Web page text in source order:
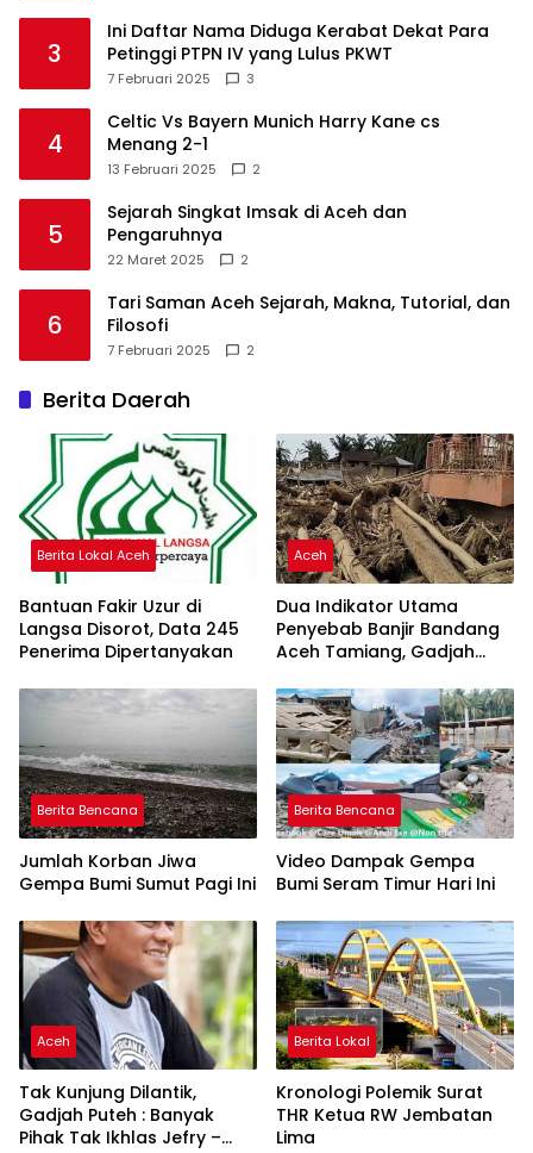
3
Ini Daftar Nama Diduga Kerabat Dekat Para
Petinggi PTPN IV yang Lulus PKWT
7 Februari 2025 3
4
Celtic Vs Bayern Munich Harry Kane cs
Menang 2-1
13 Februari 2025 2
5
Sejarah Singkat Imsak di Aceh dan
Pengaruhnya
22 Maret 2025 2
6
Tari Saman Aceh Sejarah, Makna, Tutorial, dan
Filosofi
7 Februari 2025 2
Berita Daerah
Berita Lokal Aceh
Bantuan Fakir Uzur di
Langsa Disorot, Data 245
Penerima Dipertanyakan
Aceh
Dua Indikator Utama
Penyebab Banjir Bandang
Aceh Tamiang, Gadjah
DAS
Berita Bencana
Jumlah Korban Jiwa
Gempa Bumi Sumut Pagi Ini
Berita Bencana
Video Dampak Gempa
Bumi Seram Timur Hari Ini
Aceh
Tak Kunjung Dilantik,
Gadjah Puteh : Banyak
Pihak Tak Ikhlas Jefry –
Berita Lokal
Kronologi Polemik Surat
THR Ketua RW Jembatan
Lima